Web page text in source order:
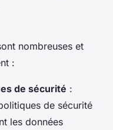
nombreuses et
:
de sécurité :
de sécurité
les données